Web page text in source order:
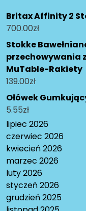
Britax Affinity 2
700.00zł
Stokke
przechowywania
MuTable-Rakiety
139.00zł
Ołówek
5.55zł
lipiec 2026
czerwiec 2026
kwiecień 2026
marzec 2026
luty 2026
styczeń 2026
grudzień 2025